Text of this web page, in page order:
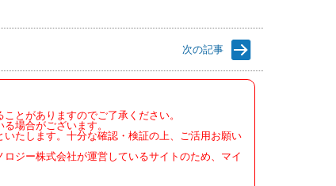
次の記事
とがありますのでご了承ください。
場合がございます。
たします。十分な確認・検証の上、ご活用お願い
ジー株式会社が運営しているサイトのため、マイ